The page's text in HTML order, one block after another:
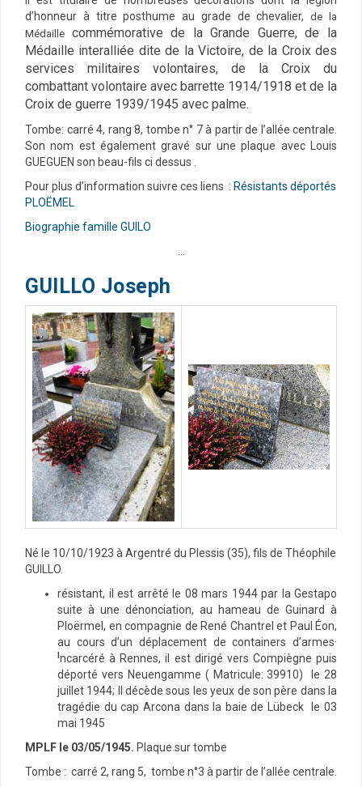
d’honneur à titre posthume au grade de chevalier, de la
Médaille commémorative de la Grande Guerre, de la
Médaille interalliée dite de la Victoire, de la Croix des
services militaires volontaires, de la Croix du
combattant volontaire avec barrette 1914/1918 et de la
Croix de guerre 1939/1945 avec palme.
Tombe: carré 4, rang 8, tombe n° 7 à partir de l’allée centrale.
Son nom est également gravé sur une plaque avec Louis
GUEGUEN son beau-fils ci dessus .
Pour plus d’information suivre ces liens : Résistants déportés
PLOËMEL
Biographie famille GUILO
…
GUILLO Joseph
Né le 10/10/1923 à Argentré du Plessis (35), fils de Théophile
GUILLO.
résistant, il est arrêté le 08 mars 1944 par la Gestapo
suite à une dénonciation, au hameau de Guinard à
Ploërmel, en compagnie de René Chantrel et Paul Éon,
au cours d’un déplacement de containers d’armes.
Incarcéré à Rennes, il est dirigé vers Compiègne puis
déporté vers Neuengamme ( Matricule: 39910) le 28
juillet 1944; Il décède sous les yeux de son père dans la
tragédie du cap Arcona dans la baie de Lübeck le 03
mai 1945
MPLF le 03/05/1945. Plaque sur tombe
Tombe : carré 2, rang 5, tombe n°3 à partir de l’allée centrale.